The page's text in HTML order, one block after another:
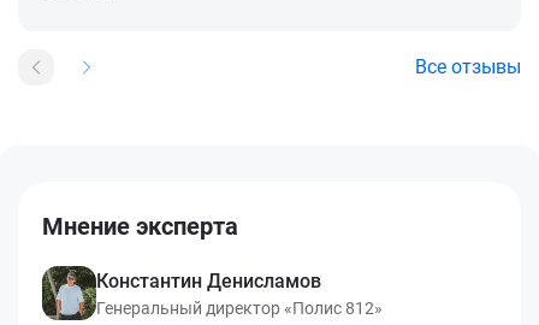
Все отзывы
Мнение эксперта
Константин Денисламов
Генеральный директор «Полис 812»